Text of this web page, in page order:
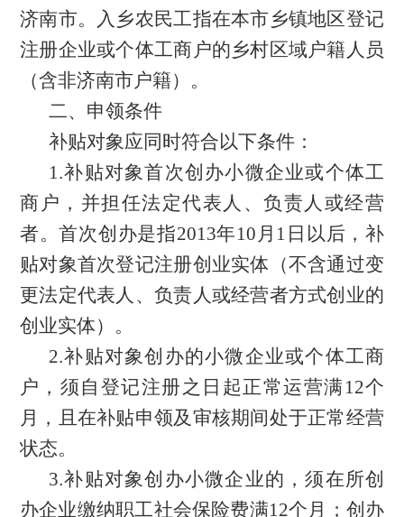
济南市。入乡农民工指在本市乡镇地区登记
注册企业或个体工商户的乡村区域户籍人员
（含非济南市户籍）。
二、申领条件
补贴对象应同时符合以下条件：
1.补贴对象首次创办小微企业或个体工
商户，并担任法定代表人、负责人或经营
者。首次创办是指2013年10月1日以后，补
贴对象首次登记注册创业实体（不含通过变
更法定代表人、负责人或经营者方式创业的
创业实体）。
2.补贴对象创办的小微企业或个体工商
户 ， 须自登记注册之日起正常运营满 12个
月
，
且在补贴申领及审核期间处于正常经营
状态。
3.补贴对象创办小微企业的，须在所创
办企业缴纳职工社会保险费满12个月；创办